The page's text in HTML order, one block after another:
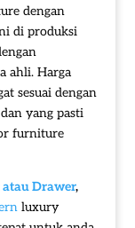
dengan
di produksi
ahli. Harga
sesuai dengan
yang pasti
furniture
atau Drawer,
luxury